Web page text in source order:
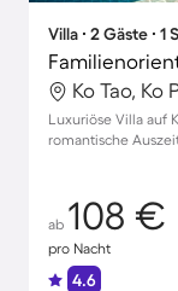
Villa ∙ 2 Gäste ∙
Ko Tao,
Luxuriöse Villa auf
romantische
ab 108 €
pro Nacht
4.6